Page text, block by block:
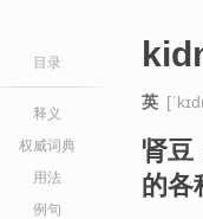
目录
释义
权威词典
用法
例句
英
肾豆
的各